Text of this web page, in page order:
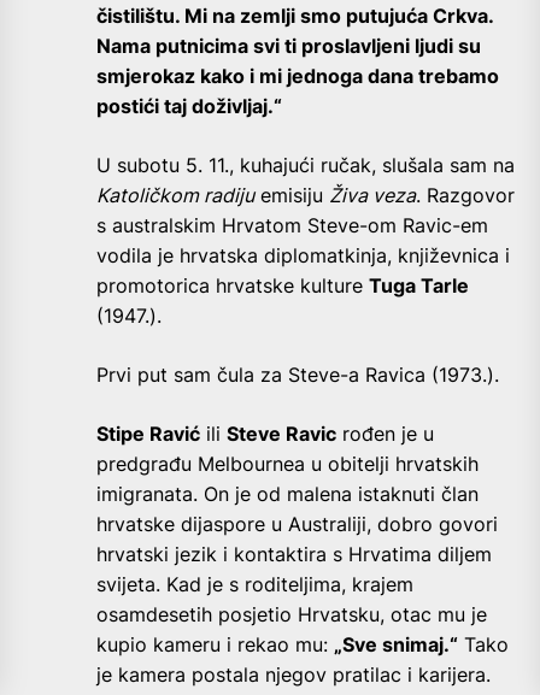
čistilištu. Mi na zemlji smo putujuća Crkva.
Nama putnicima svi ti proslavljeni ljudi su
smjerokaz kako i mi jednoga dana trebamo
postići taj doživljaj.“
U subotu 5. 11., kuhajući ručak, slušala sam na
Katoličkom radijuemisiju Živa veza. Razgovor
s australskim Hrvatom Steve-om Ravic-em
vodila je hrvatska diplomatkinja, književnica i
promotorica hrvatske kulture Tuga Tarle
(1947.).
Prvi put sam čula za Steve-a Ravica (1973.).
Stipe Ravić ili Steve Ravic rođen je u
predgrađu Melbournea u obitelji hrvatskih
imigranata. On je od malena istaknuti član
hrvatske dijaspore u Australiji, dobro govori
hrvatski jezik i kontaktira s Hrvatima diljem
svijeta. Kad je s roditeljima, krajem
osamdesetih posjetio Hrvatsku, otac mu je
kupio kameru i rekao mu: „Sve snimaj.“ Tako
je kamera postala njegov pratilac i karijera.